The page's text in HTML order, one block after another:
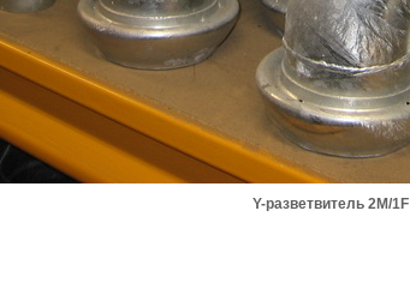
Y-разветвитель 2M/1F